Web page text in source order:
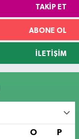
TAKIP ET
ABONE OL
İLETIŞIM
O P